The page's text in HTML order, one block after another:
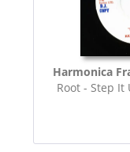
Harmonica
Root - Step It